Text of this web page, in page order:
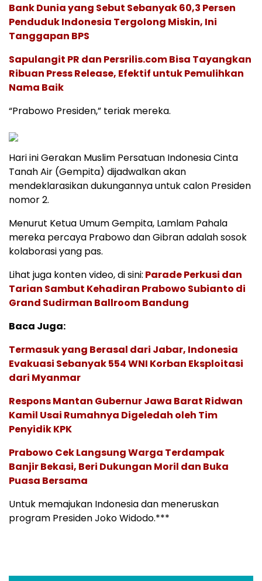
Bank Dunia yang Sebut Sebanyak 60,3 Persen
Penduduk Indonesia Tergolong Miskin, Ini
Tanggapan BPS
Sapulangit PR dan Persrilis.com Bisa Tayangkan
Ribuan Press Release, Efektif untuk Pemulihkan
Nama Baik
“Prabowo Presiden,” teriak mereka.
Hari ini Gerakan Muslim Persatuan Indonesia Cinta
Tanah Air (Gempita) dijadwalkan akan
mendeklarasikan dukungannya untuk calon Presiden
nomor 2.
Menurut Ketua Umum Gempita, Lamlam Pahala
mereka percaya Prabowo dan Gibran adalah sosok
kolaborasi yang pas.
Lihat juga konten video, di sini: Parade Perkusi dan
Tarian Sambut Kehadiran Prabowo Subianto di
Grand Sudirman Ballroom Bandung
Baca Juga:
Termasuk yang Berasal dari Jabar, Indonesia
Evakuasi Sebanyak 554 WNI Korban Eksploitasi
dari Myanmar
Respons Mantan Gubernur Jawa Barat Ridwan
Kamil Usai Rumahnya Digeledah oleh Tim
Penyidik KPK
Prabowo Cek Langsung Warga Terdampak
Banjir Bekasi, Beri Dukungan Moril dan Buka
Puasa Bersama
Untuk memajukan Indonesia dan meneruskan
program Presiden Joko Widodo.***